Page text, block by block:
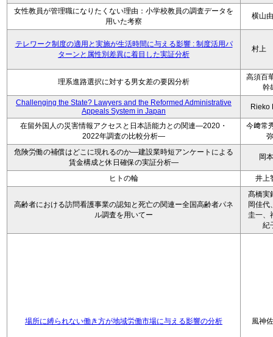
女性教員が管理職になりたくない理由：小学校教員の調査データを
用いた考察
横山
テレワーク制度の適用と実施が生活時間に与える影響 : 制度活用パ
ターンと属性別差異に着目した実証分析
村上
理系進路選択に対する男女差の要因分析
高須百
幹
Challenging the State? Lawyers and the Reformed Administrative
Appeals System in Japan
Rieko
在留外国人の災害情報アクセスと日本語能力との関連―2020・
2022年調査の比較分析―
今﨑常
弥
危険労働の補償はどこに現れるのか―建設業時短アンケートによる
賃金構成と休日確保の実証分析―
岡
ヒトの輪 井上
高齢者における訪問看護事業の認知と死亡の関連ー全国高齢者パネ
ル調査を用いてー
髙橋実
岡佳代
圭一、
紀
場所に縛られない働き方が地域労働市場に与える影響の分析 風神